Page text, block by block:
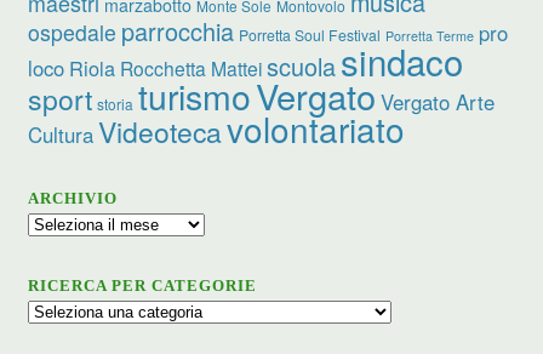
Monte Sole Montovolo
ospedale parrocchia Porretta Soul Festival Porretta Terme pro
loco Riola Rocchetta Matteiscuolasindaco
sport storia turismoVergato Vergato Arte
CulturaVideotecavolontariato
ARCHIVIO
Archivio
RICERCA PER CATEGORIE
Ricerca